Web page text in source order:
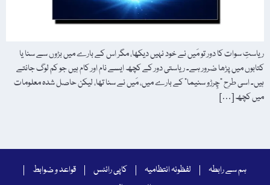
ریاستِ سوات کا دور تو مَیں نے خود نہیں دیکھا، مگر اس کے بارے میں بڑوں سے سنا یا
کتابوں میں پڑھا ضرور ہے۔ ریاستی دور کے کچھ ایسے نام اور کام ہیں جو کم لوگ جانتے
ہیں۔ اسی طرح "چِرڑو سنیما” کے بارے میں، مَیں نے سنا تھا، لیکن حاصل شدہ معلومات
میں کچھ […]
ہم سے رابطہ لفظونہ انتظامیہ کاپی رائٹس
قواعد و ضوابط